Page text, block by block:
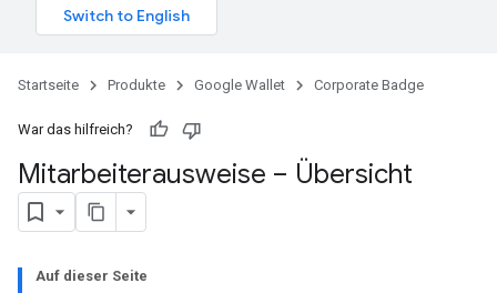
Startseite Produkte Google Wallet Corporate Badge
War das hilfreich?
Mitarbeiterausweise – Übersicht
Auf dieser Seite